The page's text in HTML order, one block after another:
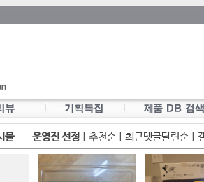
물 운영진 선정 추천순| 최근댓글달린순|